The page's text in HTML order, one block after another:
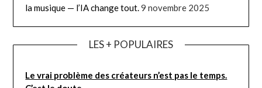
la musique — l’IA change tout.9 novembre 2025
LES + POPULAIRES
Le vrai problème des créateurs n’est pas le temps.